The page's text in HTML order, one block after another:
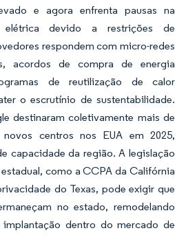
e agora enfrenta pausas na
devido a restrições de
respondem com micro-redes
acordos de compra de energia
de reutilização de calor
o escrutínio de sustentabilidade.
destinaram coletivamente mais de
centros nos EUA em 2025,
capacidade da região. A legislação
como a CCPA da Califórnia
do Texas, pode exigir que
no estado, remodelando
dentro do mercado de